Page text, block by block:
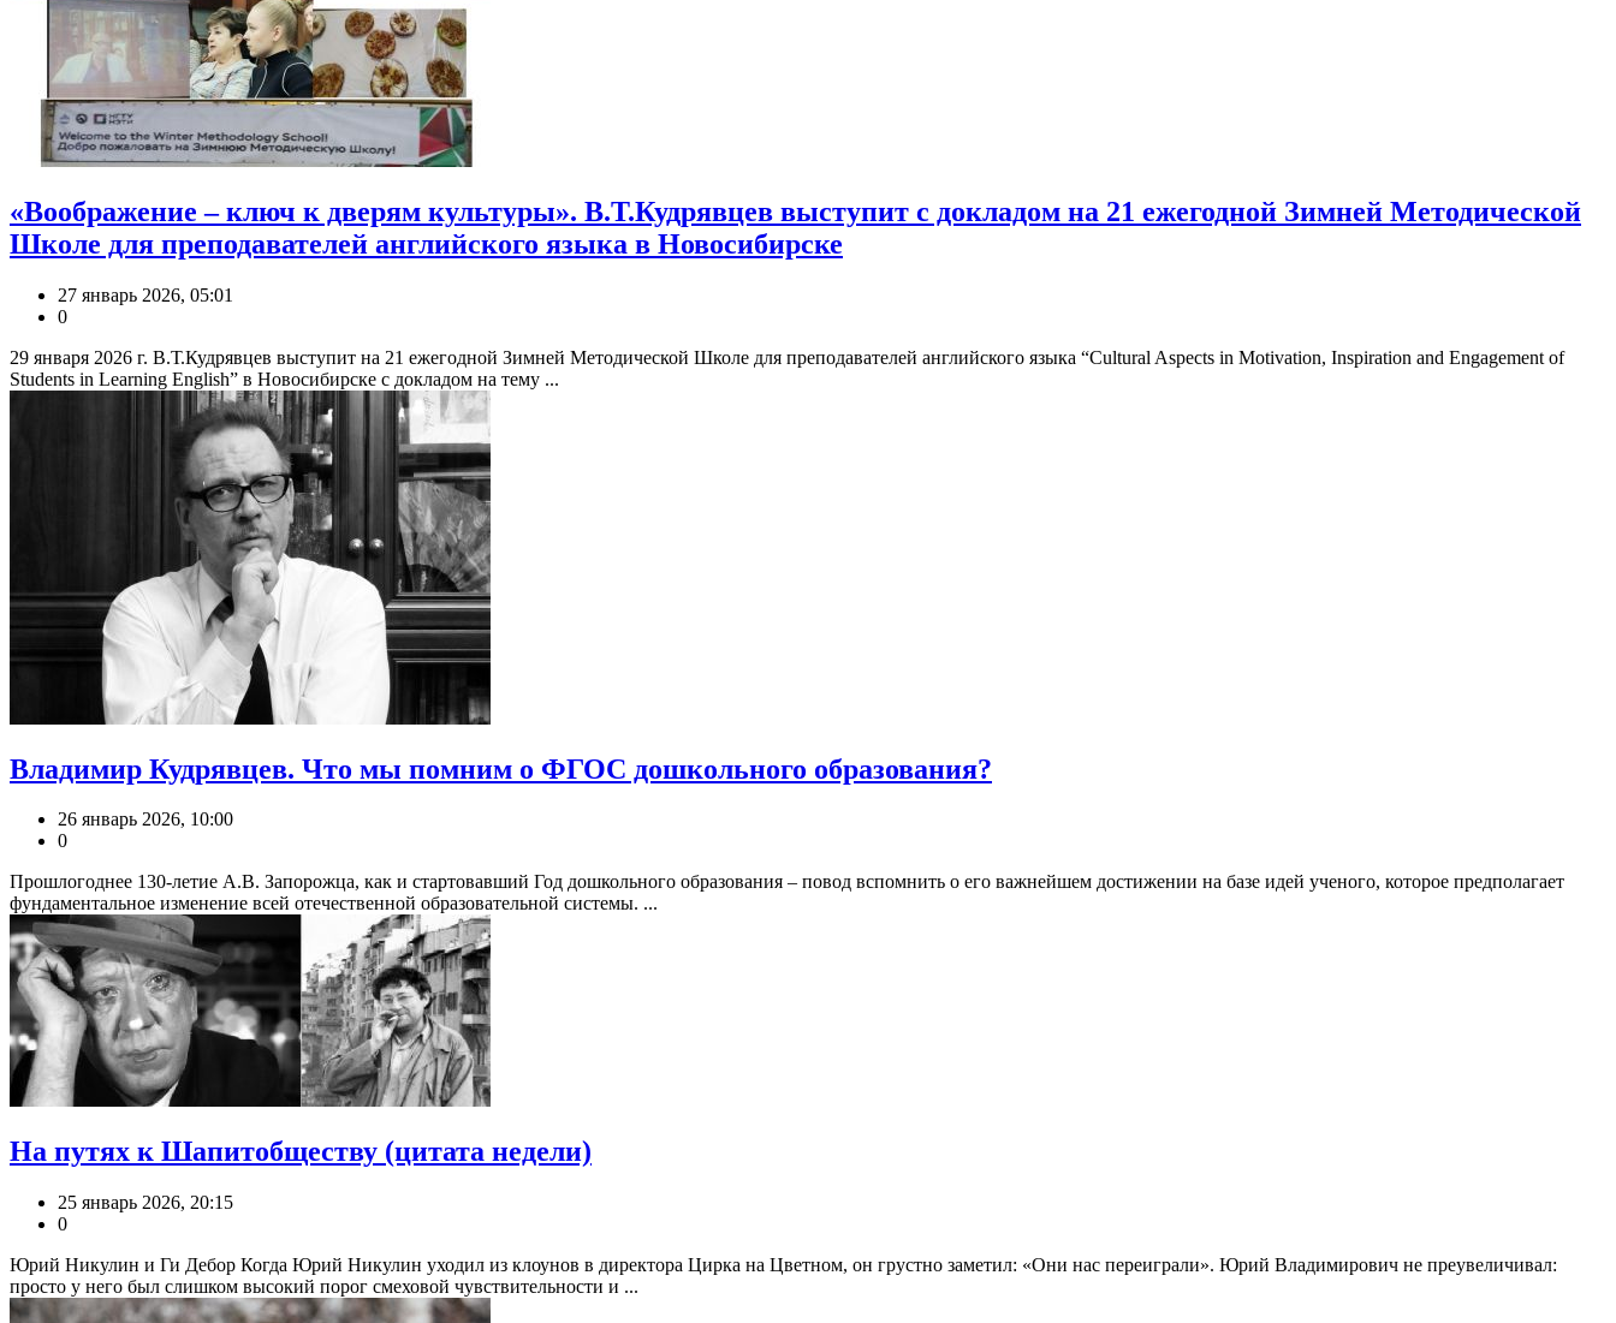
«Воображение – ключ к дверям культуры». В.Т.Кудрявцев выступит с докладом на 21 ежегодной Зимней Методической
Школе для преподавателей английского языка в Новосибирске
27 январь 2026, 05:01
0
29 января 2026 г. В.Т.Кудрявцев выступит на 21 ежегодной Зимней Методической Школе для преподавателей английского языка “Cultural Aspects in Motivation, Inspiration and Engagement of
Students in Learning English” в Новосибирске с докладом на тему ...
Владимир Кудрявцев. Что мы помним о ФГОС дошкольного образования?
26 январь 2026, 10:00
0
Прошлогоднее 130-летие А.В. Запорожца, как и стартовавший Год дошкольного образования – повод вспомнить о его важнейшем достижении на базе идей ученого, которое предполагает
фундаментальное изменение всей отечественной образовательной системы. ...
На путях к Шапитобществу (цитата недели)
25 январь 2026, 20:15
0
Юрий Никулин и Ги Дебор Когда Юрий Никулин уходил из клоунов в директора Цирка на Цветном, он грустно заметил: «Они нас переиграли». Юрий Владимирович не преувеличивал:
просто у него был слишком высокий порог смеховой чувствительности и ...